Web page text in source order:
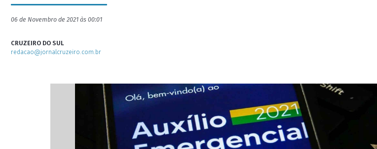
06 de Novembro de 2021 às 00:01
CRUZEIRO DO SUL
redacao@jornalcruzeiro.com.br